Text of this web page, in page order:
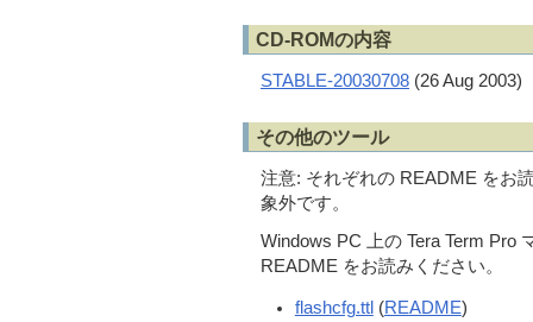
CD-ROMの内容
STABLE-20030708 (26 Aug 2003)
その他のツール
注意: それぞれの README をお
象外です。
Windows PC 上の Tera Term Pro
README をお読みください。
flashcfg.ttl (README)